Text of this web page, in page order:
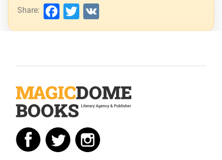
Share: Facebook
Twitter